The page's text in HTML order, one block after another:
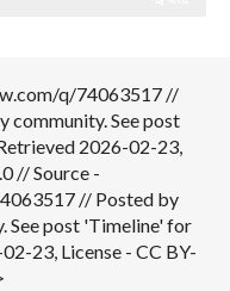
q/74063517 //
community. See post
2026-02-23,
// Source -
// Posted by
See post 'Timeline' for
23, License - CC BY-